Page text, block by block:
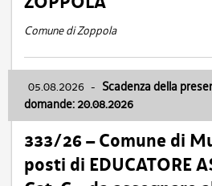
Comune di Zoppola
05.08.2026 - Scadenza della
domande: 20.08.2026
333/26 – Comune di
posti di EDUCATORE